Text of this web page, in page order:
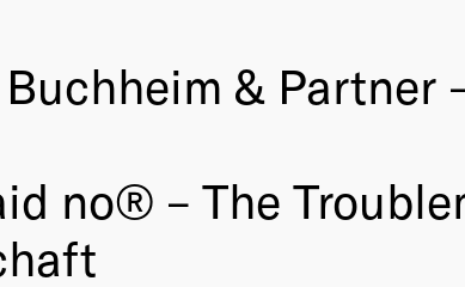
& Partner
no® – The